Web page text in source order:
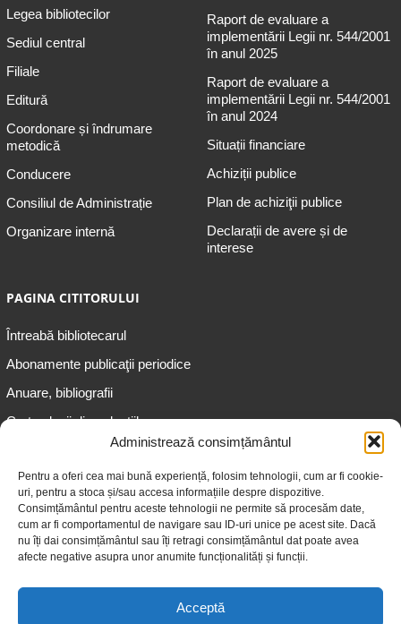
Administrează consimțământul
Pentru a oferi cea mai bună experiență, folosim tehnologii, cum ar fi cookie-
uri, pentru a stoca și/sau accesa informațiile despre dispozitive.
Consimțământul pentru aceste tehnologii ne permite să procesăm date,
cum ar fi comportamentul de navigare sau ID-uri unice pe acest site. Dacă
nu îți dai consimțământul sau îți retragi consimțământul dat poate avea
afecte negative asupra unor anumite funcționalități și funcții.
Acceptă
Legea bibliotecilor
Sediul central
Filiale
Editură
Coordonare și îndrumare
metodică
Conducere
Consiliul de Administrație
Organizare internă
Raport de evaluare a
implementării Legii nr. 544/2001
în anul 2025
Raport de evaluare a
implementării Legii nr. 544/2001
în anul 2024
Situații financiare
Achiziții publice
Plan de achiziţii publice
Declarații de avere și de
interese
PAGINA CITITORULUI
Întreabă bibliotecarul
Abonamente publicaţii periodice
Anuare, bibliografii
Cartea lunii din colecțiile
Informații pentru adolescenți
Informații pentru adulți
Informații pentru seniori